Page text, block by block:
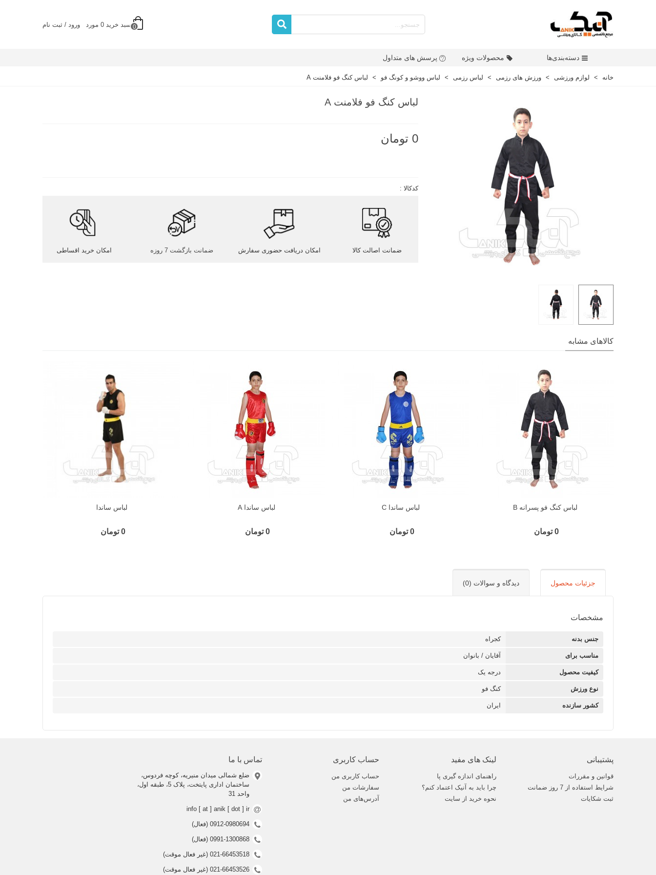
0 سبد خرید 0 مورد ورود / ثبت نام
دسته‌بندی‌ها محصولات ویژه پرسش های متداول
خانه > لوازم ورزشی > ورزش های رزمی > لباس رزمی > لباس ووشو و کونگ فو > لباس کنگ فو فلامنت A
لباس کنگ فو فلامنت A
0 تومان
کدکالا :
ضمانت اصالت کالا امکان دریافت حضوری سفارش ضمانت بازگشت 7 روزه امکان خرید اقساطی
کالاهای مشابه
لباس کنگ فو پسرانه B
0 تومان
لباس ساندا C
0 تومان
لباس ساندا A
0 تومان
لباس ساندا
0 تومان
جزئیات محصول دیدگاه و سوالات (0)
مشخصات
جنس بدنه کجراه
مناسب برای آقایان / بانوان
کیفیت محصول درجه یک
نوع ورزش کنگ فو
کشور سازنده ایران
پشتیبانی
قوانین و مقررات
شرایط استفاده از 7 روز ضمانت
ثبت شکایات
لینک های مفید
راهنمای اندازه گیری پا
چرا باید به آنیک اعتماد کنم؟
نحوه خرید از سایت
حساب کاربری
حساب کاربری من
سفارشات من
آدرس‌های من
تماس با ما
ضلع شمالی میدان منیریه، کوچه فردوس،
ساختمان اداری پایتخت، پلاک 5، طبقه اول،
واحد 31
info [ at ] anik [ dot ] ir
0912-0980694 (فعال)
0991-1300868 (فعال)
021-66453518 (غیر فعال موقت)
021-66453526 (غیر فعال موقت)